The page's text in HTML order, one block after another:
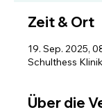
Zeit & Ort
19. Sep. 2025,
Schulthess
Über die